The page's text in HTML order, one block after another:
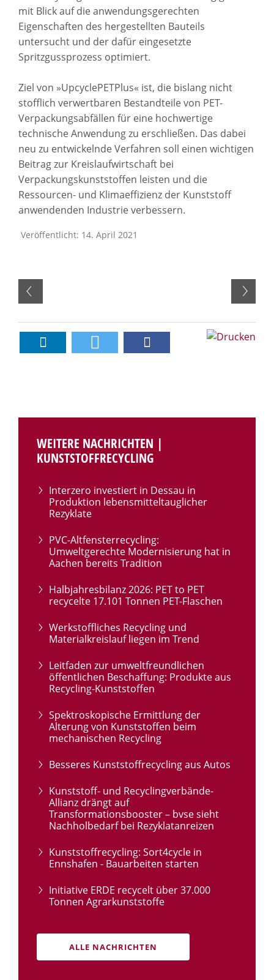
mit Blick auf die anwendungsgerechten
Eigenschaften des hergestellten Bauteils
untersucht und der dafür eingesetzte
Spritzgussprozess optimiert.
Ziel von »UpcyclePETPlus« ist, die bislang nicht
stofflich verwertbaren Bestandteile von PET-
Verpackungsabfällen für eine hochwertige
technische Anwendung zu erschließen. Das dabei
neu zu entwickelnde Verfahren soll einen wichtigen
Beitrag zur Kreislaufwirtschaft bei
Verpackungskunststoffen leisten und die
Ressourcen- und Klimaeffizienz der Kunststoff
anwendenden Industrie verbessern.
Veröffentlicht: 14. April 2021
WEITERE NACHRICHTEN |
KUNSTSTOFFRECYCLING
Interzero investiert in Dessau in
Produktion lebensmitteltauglicher
Rezyklate
PVC-Altfensterrecycling:
Umweltgerechte Modernisierung hat in
Aachen bereits Tradition
Halbjahresbilanz 2026: PET to PET
recycelte 17.101 Tonnen PET-Flaschen
Werkstoffliches Recycling und
Materialkreislauf liegen im Trend
Leitfaden zur umweltfreundlichen
öffentlichen Beschaffung: Produkte aus
Recycling-Kunststoffen
Spektroskopische Ermittlung der
Alterung von Kunststoffen beim
mechanischen Recycling
Besseres Kunststoffrecycling aus Autos
Kunststoff- und Recyclingverbände-
Allianz drängt auf
Transformationsbooster – bvse sieht
Nachholbedarf bei Rezyklatanreizen
Kunststoffrecycling: Sort4cycle in
Ennshafen - Bauarbeiten starten
Initiative ERDE recycelt über 37.000
Tonnen Agrarkunststoffe
ALLE NACHRICHTEN